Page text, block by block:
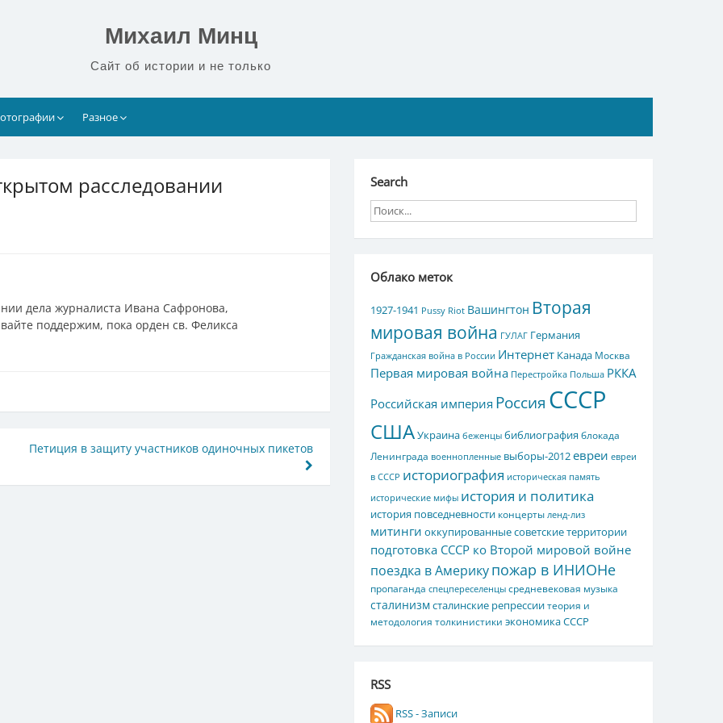
Михаил Минц
Сайт об истории и не только
Разное
расследовании
дела журналиста Ивана Сафронова,
поддержим, пока орден св. Феликса
Петиция в защиту участников одиночных пикетов
Search
Облако меток
1927-1941 Pussy Riot Вашингтон Вторая
мировая война ГУЛАГ Германия
Гражданская война в России Интернет Канада Москва
Первая мировая война Перестройка Польша РККА
Российская империя Россия СССР
СШАУкраина беженцы библиография блокада
Ленинграда военнопленные выборы-2012евреи евреи
в СССР историография историческая память
исторические мифы история и политика
история повседневности концерты ленд-лиз
митинги оккупированные советские территории
подготовка СССР ко Второй мировой войне
поездка в Америкупожар в ИНИОНе
пропаганда спецпереселенцы средневековая музыка
сталинизмсталинские репрессиитеория и
методология толкинистики экономика СССР
RSS
RSS - Записи